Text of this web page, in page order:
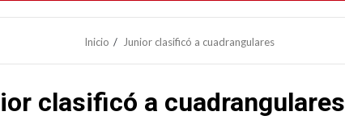
Inicio Junior clasificó a cuadrangulares
clasificó a cuadrangulares